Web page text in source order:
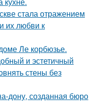
стала отражением
их любви к
Ле корбюзье.
и эстетичный
стены без
дону, созданная бюро